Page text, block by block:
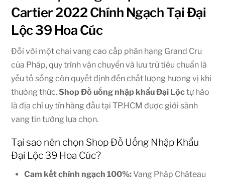
Cartier 2022 Chính Ngạch Tại Đại
Lộc 39 Hoa Cúc
Đối với một chai vang cao cấp phân hạng Grand Cru
của Pháp, quy trình vận chuyển và lưu trữ tiêu chuẩn là
yếu tố sống còn quyết định đến chất lượng hương vị khi
thưởng thức.ShopĐồ uống nhập khẩu Đại Lộctự hào
là địa chỉ uy tín hàng đầu tại TP.HCM được giới sành
vang tin tưởng lựa chọn.
Tại sao nên chọn Shop Đồ Uống Nhập Khẩu
Đại Lộc 39 Hoa Cúc?
Cam kết chính ngạch 100%:Vang Pháp Château